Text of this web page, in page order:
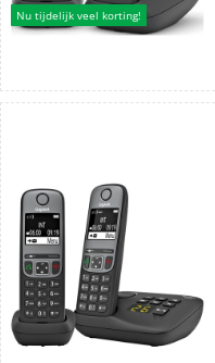
Nu tijdelijk veel korting!